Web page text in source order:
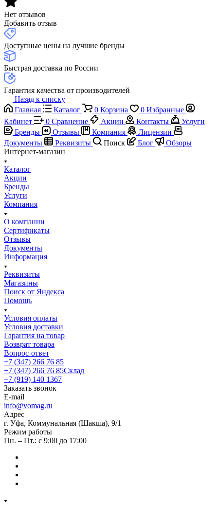
Нет отзывов
Добавить отзыв
Доступные цены на лучшие бренды
Быстрая доставка по России
Гарантия качества от производителей
Назад к списку
Главная
Каталог 0 Корзина 0 Избранные
Кабинет
0 Сравнение Акции Контакты
Услуги
Бренды
Отзывы Компания
Лицензии
Документы
Реквизиты Поиск Блог
Обзоры
Интернет-магазин
Каталог
Акции
Бренды
Услуги
Компания
О компании
Сертификаты
Отзывы
Документы
Информация
Реквизиты
Магазины
Поиск от Яндекса
Помощь
Условия оплаты
Условия доставки
Гарантия на товар
Возврат товара
Вопрос-ответ
+7 (347) 266 76 85
+7 (347) 266 76 85Склад
+7 (919) 140 1367
Заказать звонок
E-mail
info@vomag.ru
Адрес
г. Уфа, Коммунальная (Шакша), 9/1
Режим работы
Пн. – Пт.: с 9:00 до 17:00